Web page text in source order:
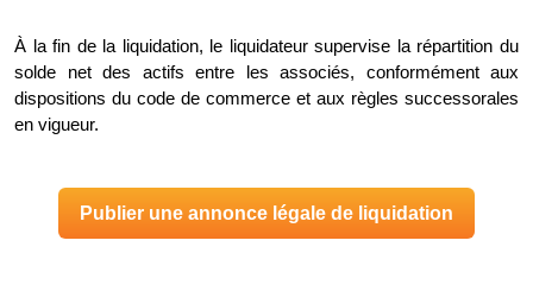
À la fin de la liquidation, le liquidateur supervise la répartition du
solde net des actifs entre les associés, conformément aux
dispositions du code de commerce et aux règles successorales
en vigueur.
Publier une annonce légale de liquidation